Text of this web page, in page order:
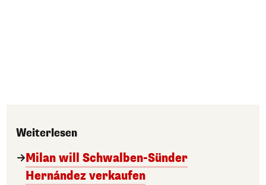
Weiterlesen
Milan will Schwalben-Sünder
Hernández verkaufen